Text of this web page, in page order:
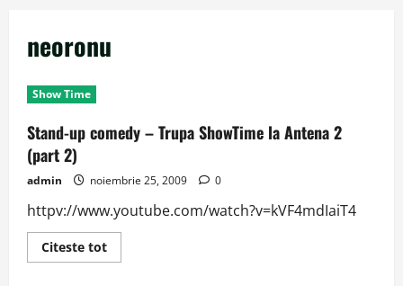
neoronu
Show Time
Stand-up comedy – Trupa ShowTime la Antena 2
(part 2)
admin noiembrie 25, 2009 0
httpv://www.youtube.com/watch?v=kVF4mdIaiT4
Citeste totRead
more